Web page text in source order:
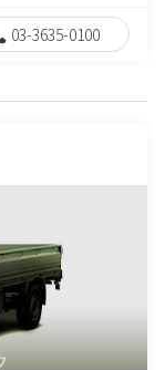
03-3635-0100